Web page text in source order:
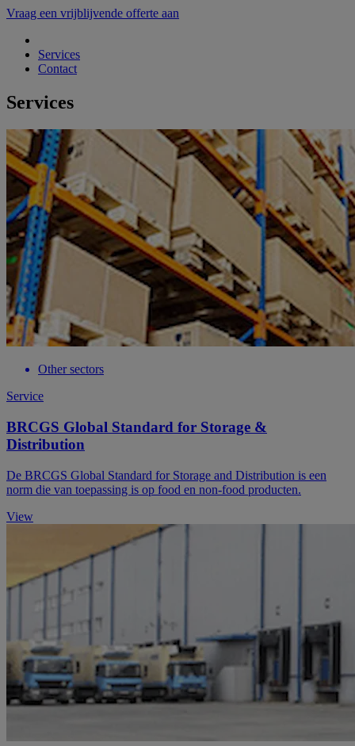
Vraag een vrijblijvende offerte aan
Services
Contact
Services
Other sectors
Service
BRCGS Global Standard for Storage &
Distribution
De BRCGS Global Standard for Storage and Distribution is een
norm die van toepassing is op food en non-food producten.
View